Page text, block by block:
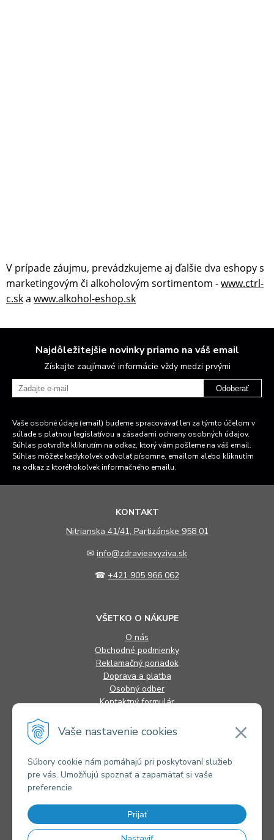
Vaše nastavenie cookies
Súbory cookie nám pomáhajú pri poskytovaní služieb
pre vás. Umožňujú spoznať a zapamätať si vaše
preferencie.
Prijať
V prípade záujmu, prevádzkujeme aj ďalšie dva eshopy s
marketingovým či alkoholovým sortimentom -www.ctrl-
c.ska www.alkohol-eshop.sk
Najdôležitejšie novinky priamo na váš email
Získajte zaujímavé informácie vždy medzi prvými
Odoberať
Vaše osobné údaje (email) budeme spracovávať len za týmto účelom v
súlade s platnou legislatívou a zásadami ochrany osobných údajov.
Súhlas potvrdíte kliknutím na odkaz, ktorý vám pošleme na váš email.
Súhlas môžete kedykoľvek odvolať písomne, emailom alebo kliknutím
na odkaz z ktoréhokoľvek informačného emailu.
KONTAKT
Nitrianska 41/41, Partizánske 958 01
✉ info@zdravieavyziva.sk
☎ +421 905 966 062
VŠETKO O NÁKUPE
O nás
Obchodné podmienky
Reklamačný poriadok
Doprava a platba
Osobný odber
Kontaktný formulár
INFORMÁCIE
Alternatívne riešenie sporov
Súbory cookies
Novinky
Kontakty